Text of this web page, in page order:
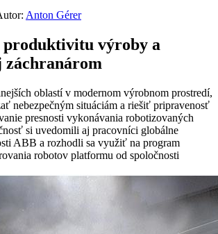
Anton Gérer
produktivitu výroby a
záchranárom
oblastí v modernom výrobnom prostredí,
nebezpečným situáciám a riešiť pripravenosť
presnosti vykonávania robotizovaných
si uvedomili aj pracovníci globálne
ABB a rozhodli sa využiť na program
robotov platformu od spoločnosti